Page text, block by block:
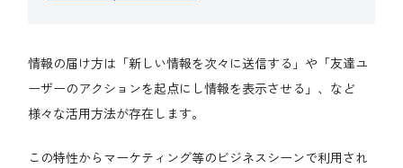
情報の届け方は「新しい情報を次々に送信する」や「友達ユ
ーザーのアクションを起点にし情報を表示させる」、など
様々な活用方法が存在します。
この特性からマーケティング等のビジネスシーンで利用され